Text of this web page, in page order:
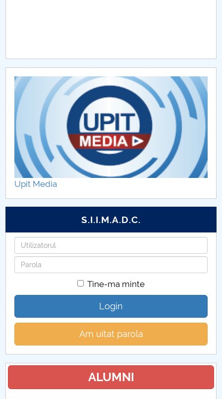
Hotărâri Senat UNSTPB din 28 septembrie 2023
Hotărâri Senat UNSTPB din 3 octombrie 2023
Hotărâri Senat UNSTPB din 19 octombrie 2023
Hotărâri Senat UNSTPB din 26 octombrie 2023
Hotărâri Senat UNSTPB din 10 noiembrie 2023
Hotărâri Senat UNSTPB din 23 noiembrie 2023
Hotărâri Senat UNSTPB din 4 decembrie 2023
Hotărâri Senat UNSTPB din 7 decembrie 2023
Hotărâri Senat UNSTPB din 15 decembrie 2023
Hotărâri Senat UNSTPB din 21 decembrie 2023
Upit Media
S.I.I.M.A.D.C.
Utilizatorul
Parola
Tine-ma minte
Login
Am uitat parola
ALUMNI